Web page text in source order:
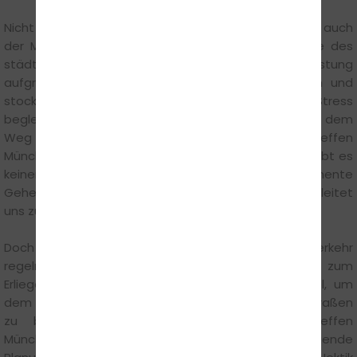
Nicht nur die Umwelt leidet unter der Überlastung, auch
der Mensch reagiert anfällig auf Lärm und Abgase des
städtischen Verkehrs. Aber auch die psychische Belastung
aufgrund von Stress in Folge verstopfter Straßen und
stockenden Verkehrs ist nicht zu unterschätzen. „Stress
begleitet Tag für Tag Millionen von Autofahrern auf dem
Weg zur Arbeit oder zur Schule der Kinder“, so Steffen
Münchgesang von der Steffens Fahrschule. „Dabei gibt es
keinen schlechteren Beifahrer: Das permanente
Gehetztsein mindert unsere Aufmerksamkeit und verleitet
uns zu riskanterem Fahrverhalten.“
Doch gelassen bleiben fällt schwer, wenn der Verkehr
regelmäßig zu den Stoßzeiten nahezu vollständig zum
Erliegen kommt. „Das einzig wirklich effektive Mittel, um
dem alltäglichen Wahnsinn auf innerstädtischen Straßen
zu begegnen, ist Entschleunigung“, weiß Steffen
Münchgesang. „Zeitmanagement und vorausschauende